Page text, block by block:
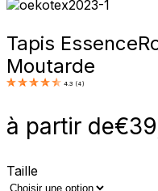
Tapis Essence
Moutarde
4.3 (4)
à partir de€
Taille